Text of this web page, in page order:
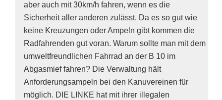
aber auch mit 30km/h fahren, wenn es die
Sicherheit aller anderen zulässt. Da es so gut wie
keine Kreuzungen oder Ampeln gibt kommen die
Radfahrenden gut voran. Warum sollte man mit dem
umweltfreundlichen Fahrrad an der B 10 im
Abgasmief fahren? Die Verwaltung hält
Anforderungsampeln bei den Kanuvereinen für
möglich. DIE LINKE hat mit ihrer illegalen